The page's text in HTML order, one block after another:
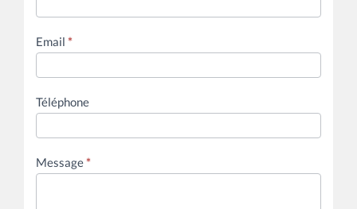
Email *
Téléphone
Message*